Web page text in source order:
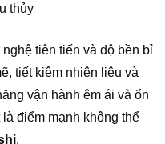
thủy
tiên tiến và độ bền bỉ
tiết kiệm nhiên liệu và
vận hành êm ái và ổn
điểm mạnh không thể
.